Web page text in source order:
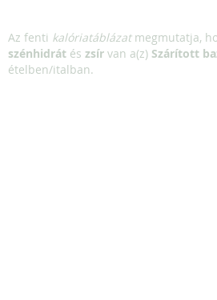
Az fenti kalóriatáblázatmegmutatja,
szénhidrát és zsír van a(z) Szárított
ételben/italban.